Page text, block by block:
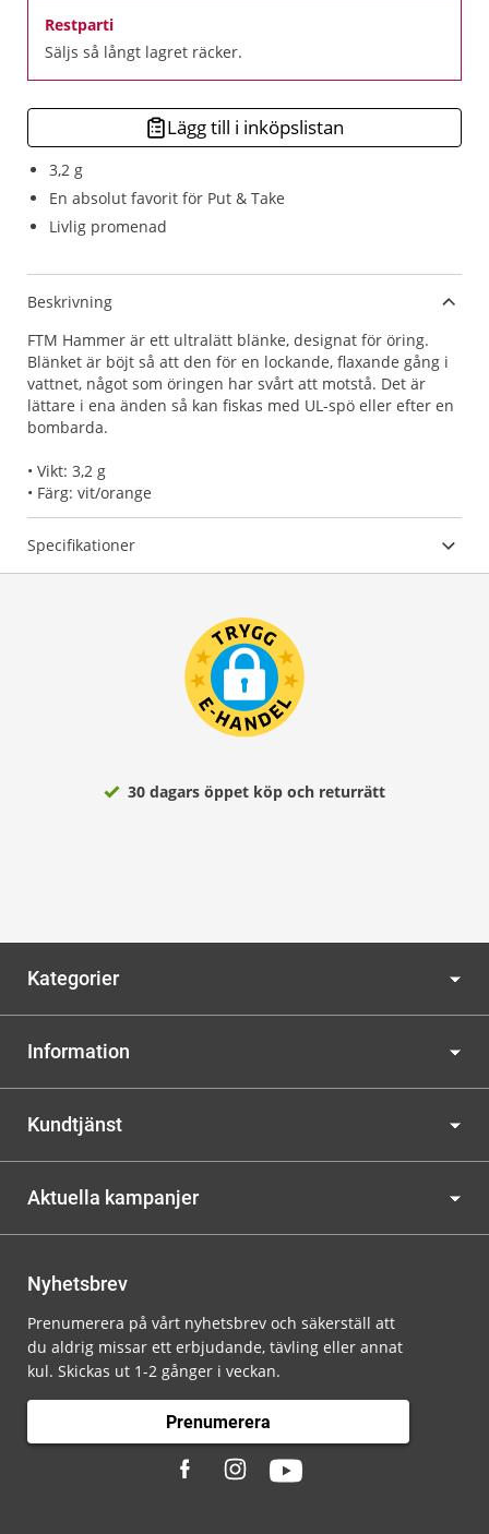
3,2 g
En absolut favorit för Put & Take
Livlig promenad
Restparti
Säljs så långt lagret räcker.
Lägg till i inköpslistan
Beskrivning
FTM Hammer är ett ultralätt blänke, designat för öring.
Blänket är böjt så att den för en lockande, flaxande gång i
vattnet, något som öringen har svårt att motstå. Det är
lättare i ena änden så kan fiskas med UL-spö eller efter en
bombarda.
• Vikt: 3,2 g
• Färg: vit/orange
Specifikationer
30 dagars öppet köp och returrätt
Kategorier
Information
Kundtjänst
Aktuella kampanjer
Nyhetsbrev
Prenumerera på vårt nyhetsbrev och säkerställ att
du aldrig missar ett erbjudande, tävling eller annat
kul. Skickas ut 1-2 gånger i veckan.
Prenumerera